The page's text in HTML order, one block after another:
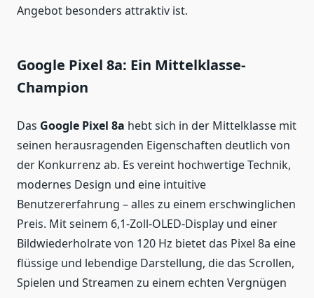
Angebot besonders attraktiv ist.
Google Pixel 8a: Ein Mittelklasse-
Champion
Das Google Pixel 8a hebt sich in der Mittelklasse mit
seinen herausragenden Eigenschaften deutlich von
der Konkurrenz ab. Es vereint hochwertige Technik,
modernes Design und eine intuitive
Benutzererfahrung – alles zu einem erschwinglichen
Preis. Mit seinem 6,1-Zoll-OLED-Display und einer
Bildwiederholrate von 120 Hz bietet das Pixel 8a eine
flüssige und lebendige Darstellung, die das Scrollen,
Spielen und Streamen zu einem echten Vergnügen